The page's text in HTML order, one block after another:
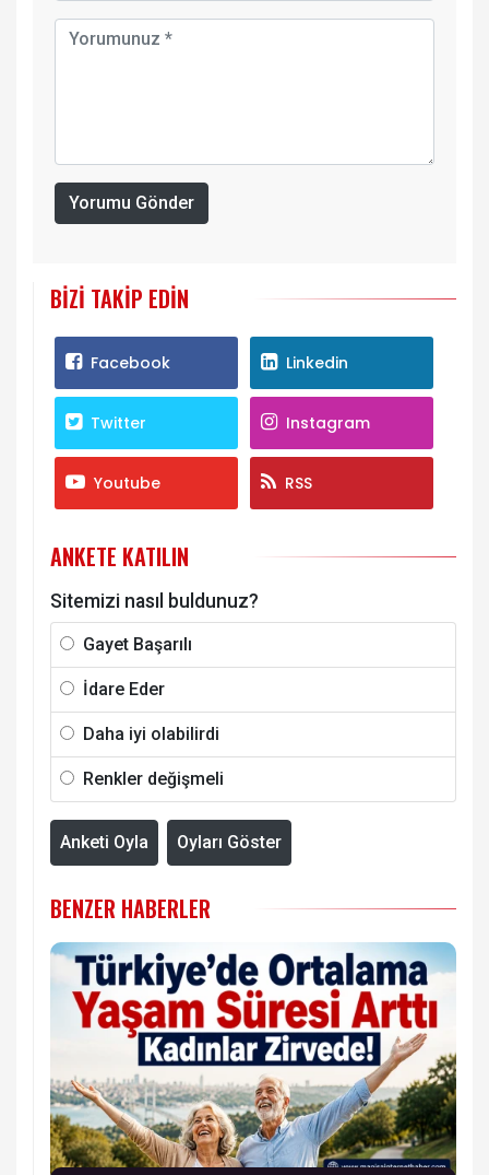
Yorumu Gönder
BIZI TAKIP EDIN
Facebook Linkedin
Twitter Instagram
Youtube RSS
ANKETE KATILIN
Sitemizi nasıl buldunuz?
Gayet Başarılı
İdare Eder
Daha iyi olabilirdi
Renkler değişmeli
Anketi Oyla Oyları Göster
BENZER HABERLER